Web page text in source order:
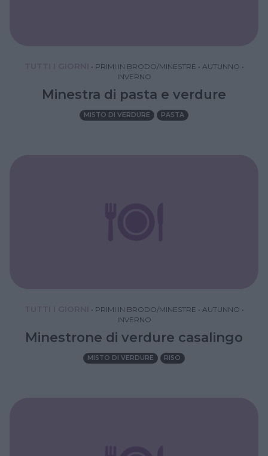
• PRIMI IN BRODO/MINESTRE • AUTUNNO •
INVERNO
Minestra di pasta e verdure
MISTO DI VERDURE PASTA
• PRIMI IN BRODO/MINESTRE • AUTUNNO •
INVERNO
Minestrone di verdure casalingo
MISTO DI VERDURE RISO